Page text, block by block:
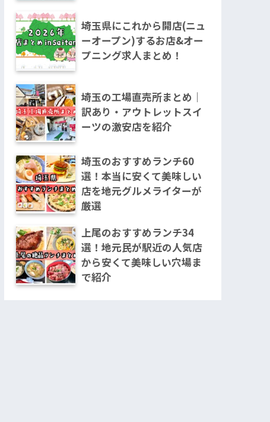
埼玉県にこれから開店(ニュ
ーオープン)するお店&オー
プニング求人まとめ！
埼玉の工場直売所まとめ｜
訳あり・アウトレットスイ
ーツの激安店を紹介
埼玉のおすすめランチ60
選！本当に安くて美味しい
店を地元グルメライターが
厳選
上尾のおすすめランチ34
選！地元民が駅近の人気店
から安くて美味しい穴場ま
で紹介